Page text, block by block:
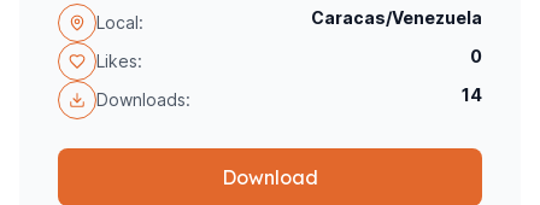
Local:
Caracas/Venezuela
Likes: 0
Downloads: 14
Download